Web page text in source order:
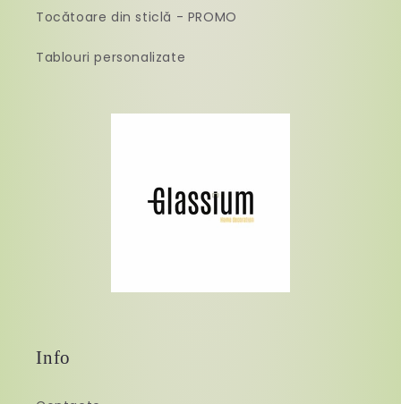
Tocătoare din sticlă - PROMO
Tablouri personalizate
Info